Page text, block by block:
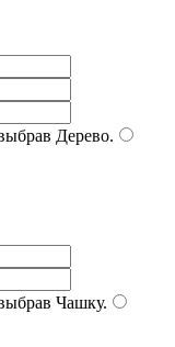
Дерево.
Чашку.